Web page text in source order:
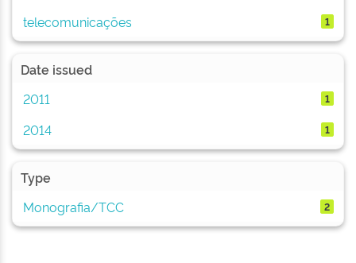
telecomunicações 1
Date issued
2011
1
2014 1
Type
Monografia/TCC
2